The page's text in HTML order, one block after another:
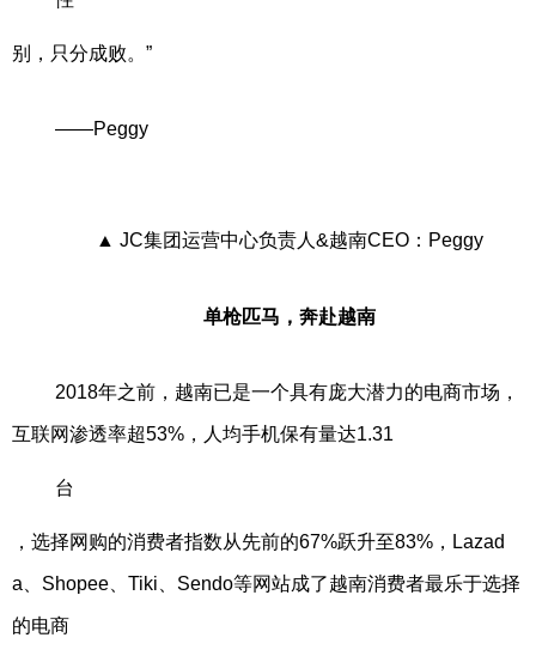
别，只分成败。”
——Peggy
▲ JC集团运营中心负责人&越南CEO：Peggy
单枪匹马，奔赴越南
2018年之前，越南已是一个具有庞大潜力的电商市场，
互联网渗透率超53%，人均手机保有量达1.31
台
，选择网购的消费者指数从先前的67%跃升至83%，Lazad
a、Shopee、Tiki、Sendo等网站成了越南消费者最乐于选择
的电商